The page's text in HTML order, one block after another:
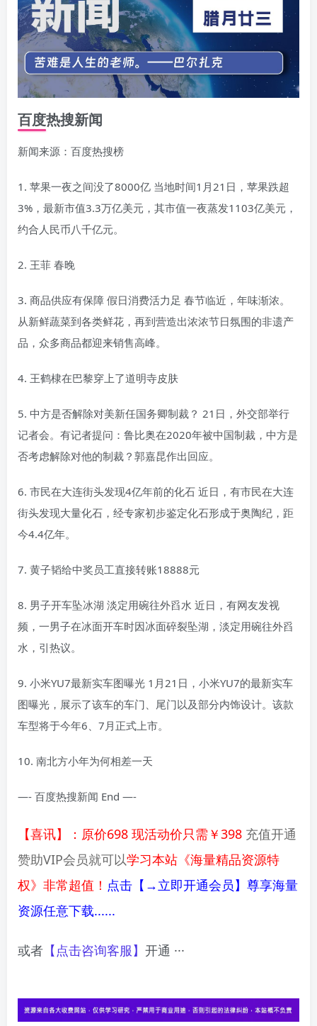
百度热搜新闻
新闻来源：百度热搜榜
1. 苹果一夜之间没了8000亿 当地时间1月21日，苹果跌超
3%，最新市值3.3万亿美元，其市值一夜蒸发1103亿美元，
约合人民币八千亿元。
2. 王菲 春晚
3. 商品供应有保障 假日消费活力足 春节临近，年味渐浓。
从新鲜蔬菜到各类鲜花，再到营造出浓浓节日氛围的非遗产
品，众多商品都迎来销售高峰。
4. 王鹤棣在巴黎穿上了道明寺皮肤
5. 中方是否解除对美新任国务卿制裁？ 21日，外交部举行
记者会。有记者提问：鲁比奥在2020年被中国制裁，中方是
否考虑解除对他的制裁？郭嘉昆作出回应。
6. 市民在大连街头发现4亿年前的化石 近日，有市民在大连
街头发现大量化石，经专家初步鉴定化石形成于奥陶纪，距
今4.4亿年。
7. 黄子韬给中奖员工直接转账18888元
8. 男子开车坠冰湖 淡定用碗往外舀水 近日，有网友发视
频，一男子在冰面开车时因冰面碎裂坠湖，淡定用碗往外舀
水，引热议。
9. 小米YU7最新实车图曝光 1月21日，小米YU7的最新实车
图曝光，展示了该车的车门、尾门以及部分内饰设计。该款
车型将于今年6、7月正式上市。
10. 南北方小年为何相差一天
—- 百度热搜新闻 End —-
【喜讯】：原价698 现活动价只需￥398 充值开通
赞助VIP会员就可以学习本站《海量精品资源特
权》非常超值！ 点击【→立即开通会员】尊享海量
资源任意下载......
或者 【点击咨询客服】 开通 ···